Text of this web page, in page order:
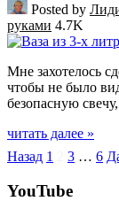
Posted by
руками 4.7K
Мне захотелось
чтобы не было
безопасную
читать далее »
Пагинация
записей
Назад 1 3 … 6
YouTube